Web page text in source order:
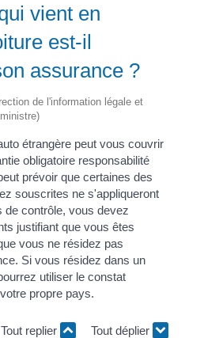
vient en
est-il
assurance ?
de l'information légale et
étrangère peut vous couvrir
obligatoire responsabilité
prévoir que certaines des
souscrites ne s'appliqueront
de contrôle, vous devez
justifiant que vous êtes
vous ne résidez pas
Si vous résidez dans un
utiliser le constat
propre pays.
Tout replier Tout déplier